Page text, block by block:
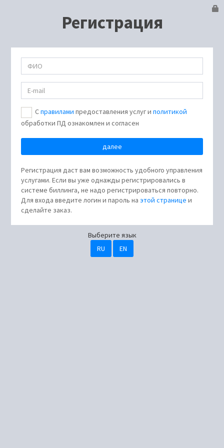
Регистрация
Справилами предоставления услуг иполитикой
обработки ПД ознакомлен и согласен
Регистрация даст вам возможность удобного управления
услугами. Если вы уже однажды регистрировались в
системе биллинга, не надо регистрироваться повторно.
Для входа введите логин и пароль на этой странице и
сделайте заказ.
Выберите язык